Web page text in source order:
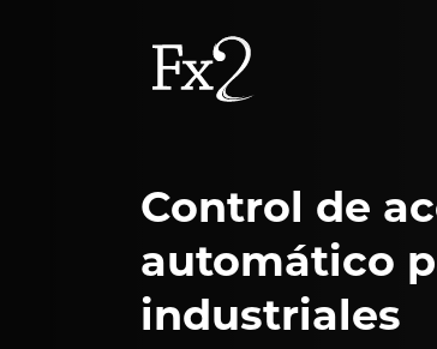
Control de
automático
industriales